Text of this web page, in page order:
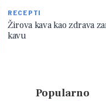
RECEPTI
Žirova kava kao zdrava
kavu
Popularno